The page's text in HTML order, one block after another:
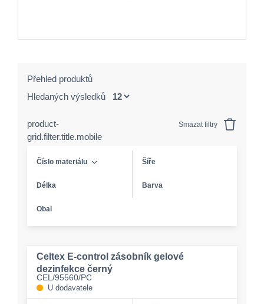
Přehled produktů
Hledaných výsledků
product-
grid.filter.title.mobile
Smazat filtry
Číslo materiálu Šíře
Délka Barva
Obal
Celtex E-control zásobník gelové
dezinfekce černý
CEL/95560/PC
U dodavatele